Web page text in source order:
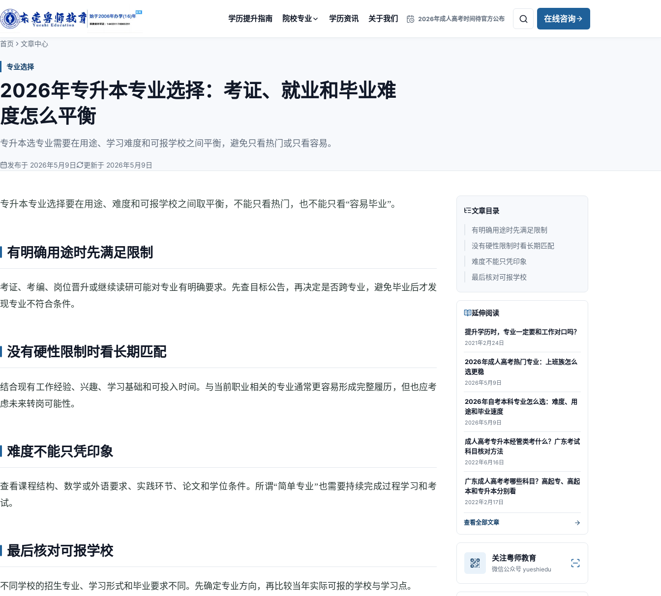
学历提升指南 院校专业 学历资讯 关于我们 2026年成人高考时间待官方公布 在线咨询
首页 文章中心
专业选择
2026年专升本专业选择：考证、就业和毕业难
度怎么平衡
专升本选专业需要在用途、学习难度和可报学校之间平衡，避免只看热门或只看容易。
发布于 2026年5月9日 更新于 2026年5月9日
专升本专业选择要在用途、难度和可报学校之间取平衡，不能只看热门，也不能只看“容易毕业”。
有明确用途时先满足限制
考证、考编、岗位晋升或继续读研可能对专业有明确要求。先查目标公告，再决定是否跨专业，避免毕业后才发
现专业不符合条件。
没有硬性限制时看长期匹配
结合现有工作经验、兴趣、学习基础和可投入时间。与当前职业相关的专业通常更容易形成完整履历，但也应考
虑未来转岗可能性。
难度不能只凭印象
查看课程结构、数学或外语要求、实践环节、论文和学位条件。所谓“简单专业”也需要持续完成过程学习和考
试。
最后核对可报学校
不同学校的招生专业、学习形式和毕业要求不同。先确定专业方向，再比较当年实际可报的学校与学习点。
文章目录
有明确用途时先满足限制
没有硬性限制时看长期匹配
难度不能只凭印象
最后核对可报学校
延伸阅读
提升学历时，专业一定要和工作对口吗？
2021年2月24日
2026年成人高考热门专业：上班族怎么
选更稳
2026年5月9日
2026年自考本科专业怎么选：难度、用
途和毕业速度
2026年5月9日
成人高考专升本经管类考什么？广东考试
科目核对方法
2022年6月16日
广东成人高考考哪些科目？高起专、高起
本和专升本分别看
2022年2月17日
查看全部文章
关注粤师教育
微信公众号 yueshiedu